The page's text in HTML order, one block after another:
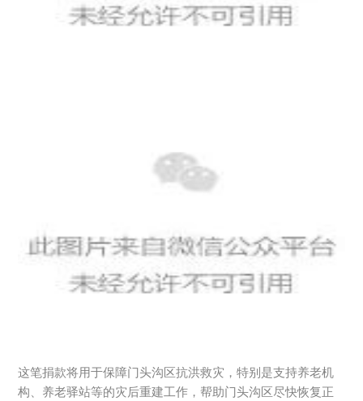
这笔捐款将用于保障门头沟区抗洪救灾，特别是支持养老机
构、养老驿站等的灾后重建工作，帮助门头沟区尽快恢复正